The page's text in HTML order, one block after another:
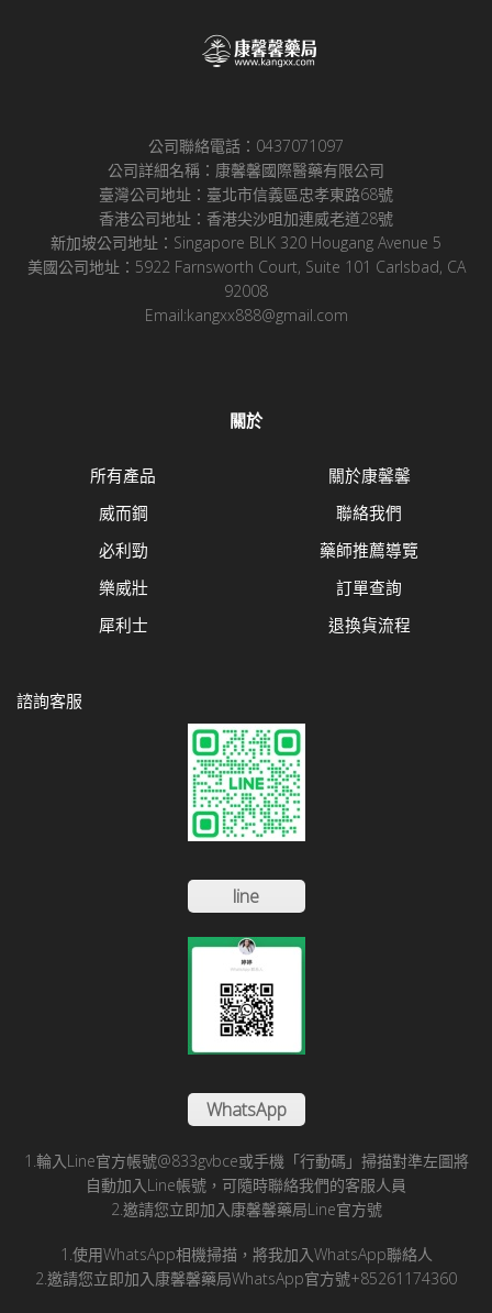
公司聯絡電話：0437071097
公司詳細名稱：康馨馨國際醫藥有限公司
臺灣公司地址：臺北市信義區忠孝東路68號
香港公司地址：香港尖沙咀加連威老道28號
新加坡公司地址：Singapore BLK 320 Hougang Avenue 5
美國公司地址：5922 Farnsworth Court, Suite 101 Carlsbad, CA
92008
Email:kangxx888@gmail.com
關於
所有產品
威而鋼
必利勁
樂威壯
犀利士
關於康馨馨
聯絡我們
藥師推薦導覽
訂單查詢
退換貨流程
諮詢客服
line
WhatsApp
1.輪入Line官方帳號@833gvbce或手機「行動碼」掃描對準左圖將
自動加入Line帳號，可隨時聯絡我們的客服人員
2.邀請您立即加入康馨馨藥局Line官方號
1.使用WhatsApp相機掃描，將我加入WhatsApp聯絡人
2.邀請您立即加入康馨馨藥局WhatsApp官方號+85261174360